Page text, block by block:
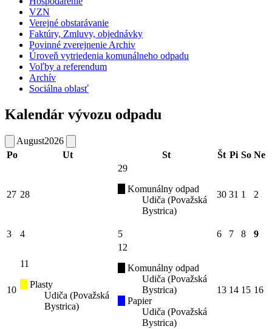
VZN
Verejné obstarávanie
Faktúry, Zmluvy, objednávky
Povinné zverejnenie Archiv
Úroveň vytriedenia komunálneho odpadu
Voľby a referendum
Archív
Sociálna oblasť
Kalendár vývozu odpadu
August2026
Po
Ut St Št Pi So Ne
27 28
29
Komunálny odpad
Udiča (Považská
Bystrica)
30 31 1 2
3 4 5 6 7 8 9
10
11
Plasty
Udiča (Považská
Bystrica)
12
Komunálny odpad
Udiča (Považská
Bystrica)
Papier
Udiča (Považská
Bystrica)
13 14 15 16